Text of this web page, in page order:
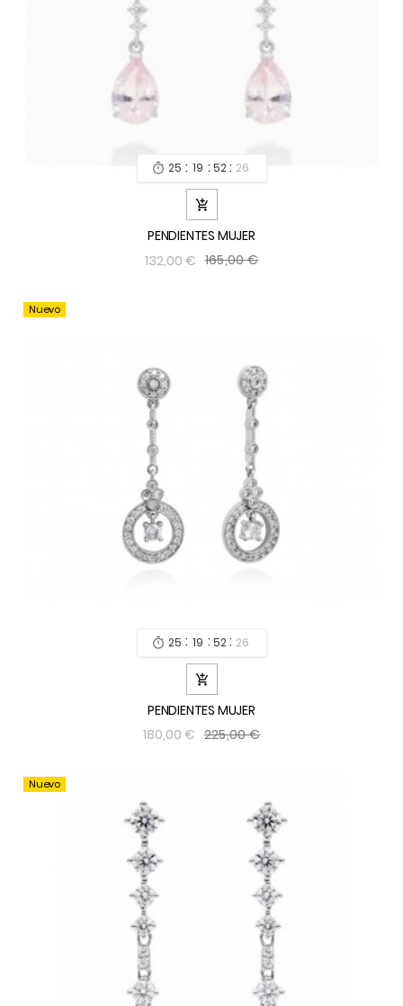
 25 : 19 : 52 : 24

PENDIENTES MUJER
132,00 € 165,00 €
Nuevo
 25 : 19 : 52 : 24

PENDIENTES MUJER
180,00 € 225,00 €
Nuevo